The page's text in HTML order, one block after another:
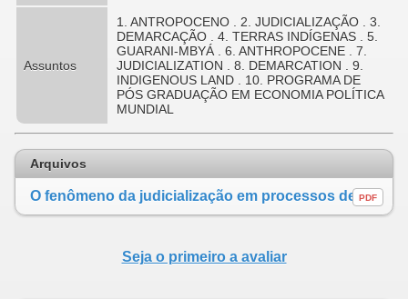
Assuntos
1. ANTROPOCENO . 2. JUDICIALIZAÇÃO . 3.
DEMARCAÇÃO . 4. TERRAS INDÍGENAS . 5.
GUARANI-MBYÁ . 6. ANTHROPOCENE . 7.
JUDICIALIZATION . 8. DEMARCATION . 9.
INDIGENOUS LAND . 10. PROGRAMA DE
PÓS GRADUAÇÃO EM ECONOMIA POLÍTICA
MUNDIAL
Arquivos
O fenômeno da judicialização em processos de demarcação de terras indígenas no antropoceno
PDF
Seja o primeiro a avaliar